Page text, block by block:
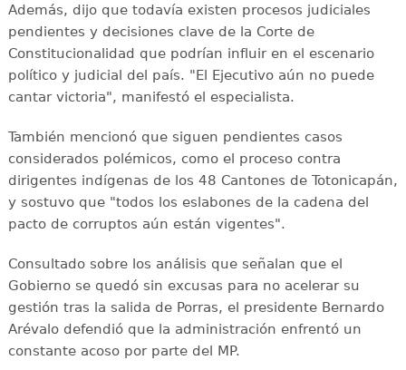
Además, dijo que todavía existen procesos judiciales
pendientes y decisiones clave de la Corte de
Constitucionalidad que podrían influir en el escenario
político y judicial del país. "El Ejecutivo aún no puede
cantar victoria", manifestó el especialista.
También mencionó que siguen pendientes casos
considerados polémicos, como el proceso contra
dirigentes indígenas de los 48 Cantones de Totonicapán,
y sostuvo que "todos los eslabones de la cadena del
pacto de corruptos aún están vigentes".
Consultado sobre los análisis que señalan que el
Gobierno se quedó sin excusas para no acelerar su
gestión tras la salida de Porras, el presidente Bernardo
Arévalo defendió que la administración enfrentó un
constante acoso por parte del MP.